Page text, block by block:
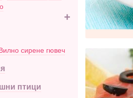
+
сирене гювеч
птици